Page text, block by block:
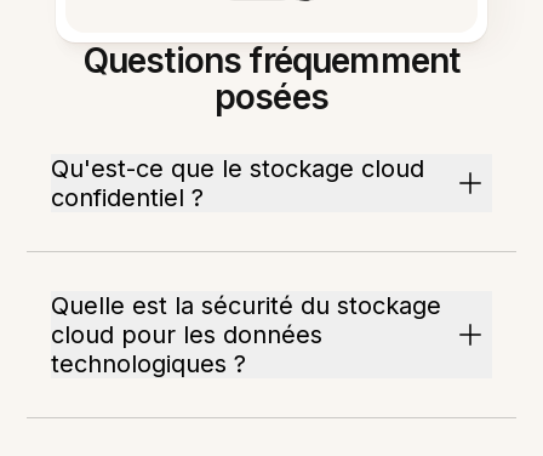
Questions fréquemment
posées
Qu'est-ce que le stockage cloud
confidentiel ?
Quelle est la sécurité du stockage
cloud pour les données
technologiques ?